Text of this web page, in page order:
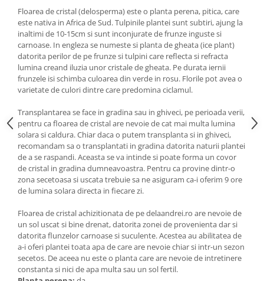
Floarea de cristal (delosperma) este o planta perena, pitica, care
este nativa in Africa de Sud. Tulpinile plantei sunt subtiri, ajung la
inaltimi de 10-15cm si sunt inconjurate de frunze inguste si
carnoase. In engleza se numeste si planta de gheata (ice plant)
datorita perilor de pe frunze si tulpini care reflecta si refracta
lumina creand iluzia unor cristale de gheata. Pe durata iernii
frunzele isi schimba culoarea din verde in rosu. Florile pot avea o
varietate de culori dintre care predomina ciclamul.
Transplantarea se face in gradina sau in ghiveci, pe perioada verii,
pentru ca floarea de cristal are nevoie de cat mai multa lumina
solara si caldura. Chiar daca o putem transplanta si in ghiveci,
recomandam sa o transplantati in gradina datorita naturii plantei
de a se raspandi. Aceasta se va intinde si poate forma un covor
de cristal in gradina dumneavoastra. Pentru ca provine dintr-o
zona secetoasa si uscata trebuie sa ne asiguram ca-i oferim 9 ore
de lumina solara directa in fiecare zi.
Floarea de cristal achizitionata de pe delaandrei.ro are nevoie de
un sol uscat si bine drenat, datorita zonei de provenienta dar si
datorita flunzelor carnoase si suculente. Acestea au abilitatea de
a-i oferi plantei toata apa de care are nevoie chiar si intr-un sezon
secetos. De aceea nu este o planta care are nevoie de intretinere
constanta si nici de apa multa sau un sol fertil.